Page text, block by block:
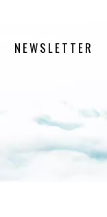
NEWSLETTER